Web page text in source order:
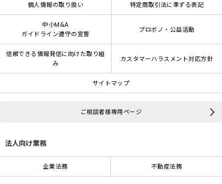
個人情報の取り扱い 特定商取引法に準ずる表記
中小M&A
ガイドライン遵守の宣誓
プロボノ・公益活動
信頼できる情報発信に向けた取り組
み
カスタマーハラスメント対応方針
サイトマップ
ご相談者様専用ページ
法人向け業務
企業法務 不動産法務